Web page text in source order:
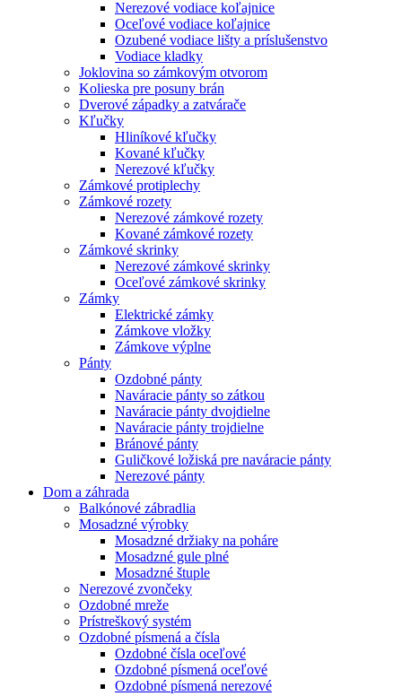
Nerezové vodiace koľajnice
Oceľové vodiace koľajnice
Ozubené vodiace lišty a príslušenstvo
Vodiace kladky
Joklovina so zámkovým otvorom
Kolieska pre posuny brán
Dverové západky a zatvárače
Kľučky
Hliníkové kľučky
Kované kľučky
Nerezové kľučky
Zámkové protiplechy
Zámkové rozety
Nerezové zámkové rozety
Kované zámkové rozety
Zámkové skrinky
Nerezové zámkové skrinky
Oceľové zámkové skrinky
Zámky
Elektrické zámky
Zámkove vložky
Zámkove výplne
Pánty
Ozdobné pánty
Naváracie pánty so zátkou
Naváracie pánty dvojdielne
Naváracie pánty trojdielne
Bránové pánty
Guličkové ložiská pre naváracie pánty
Nerezové pánty
Dom a záhrada
Balkónové zábradlia
Mosadzné výrobky
Mosadzné držiaky na poháre
Mosadzné gule plné
Mosadzné štuple
Nerezové zvončeky
Ozdobné mreže
Prístreškový systém
Ozdobné písmená a čísla
Ozdobné čísla oceľové
Ozdobné písmená oceľové
Ozdobné písmená nerezové